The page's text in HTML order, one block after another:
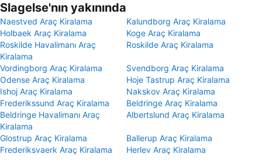
Slagelse'nın yakınında
Naestved Araç Kiralama
Kalundborg Araç Kiralama
Holbaek Araç Kiralama
Koge Araç Kiralama
Roskilde Havalimanı Araç
Kiralama
Roskilde Araç Kiralama
Vordingborg Araç Kiralama
Svendborg Araç Kiralama
Odense Araç Kiralama
Hoje Tastrup Araç Kiralama
Ishoj Araç Kiralama
Nakskov Araç Kiralama
Frederikssund Araç Kiralama
Beldringe Araç Kiralama
Beldringe Havalimanı Araç
Kiralama
Albertslund Araç Kiralama
Glostrup Araç Kiralama
Ballerup Araç Kiralama
Frederiksvaerk Araç Kiralama
Herlev Araç Kiralama